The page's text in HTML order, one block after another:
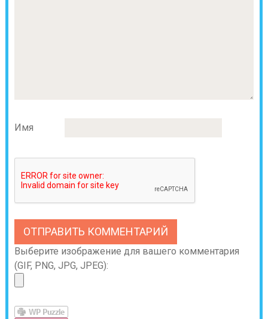
Имя
Выберите изображение для вашего комментария
(GIF, PNG, JPG, JPEG):